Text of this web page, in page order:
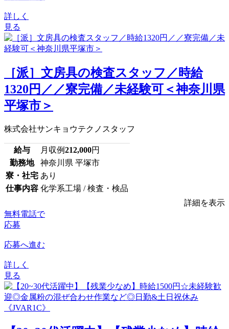
詳しく
見る
［派］文房具の検査スタッフ／時給
1320円／／寮完備／未経験可＜神奈川県
平塚市＞
株式会社サンキョウテクノスタッフ
給与 月収例212,000円
勤務地
神奈川県 平塚市
寮・社宅 あり
仕事内容 化学系工場 / 検査・検品
詳細を表示
無料電話で
応募
応募へ進む
詳しく
見る